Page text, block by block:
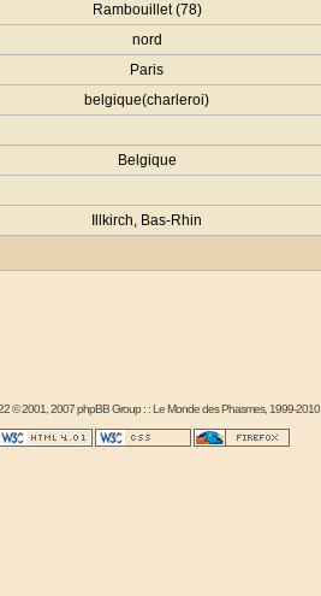
Rambouillet (78)
nord
Paris
belgique(charleroi)
Belgique
Illkirch, Bas-Rhin
© 2001, 2007 phpBB Group : :Le Monde des Phasmes, 1999-2010